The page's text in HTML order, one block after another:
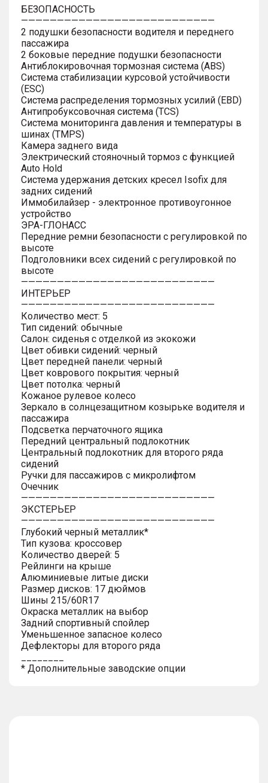
БЕЗОПАСНОСТЬ
———————————————————————————
2 подушки безопасности водителя и переднего
пассажира
2 боковые передние подушки безопасности
Антиблокировочная тормозная система (ABS)
Система стабилизации курсовой устойчивости
(ESC)
Система распределения тормозных усилий (EBD)
Антипробуксовочная система (TCS)
Система мониторинга давления и температуры в
шинах (TMPS)
Камера заднего вида
Электрический стояночный тормоз с функцией
Auto Hold
Система удержания детских кресел Isofix для
задних сидений
Иммобилайзер - электронное противоугонное
устройство
ЭРА-ГЛОНАСС
Передние ремни безопасности с регулировкой по
высоте
Подголовники всех сидений с регулировкой по
высоте
———————————————————————————
ИНТЕРЬЕР
———————————————————————————
Количество мест: 5
Тип сидений: обычные
Салон: сиденья с отделкой из экокожи
Цвет обивки сидений: черный
Цвет передней панели: черный
Цвет коврового покрытия: черный
Цвет потолка: черный
Кожаное рулевое колесо
Зеркало в солнцезащитном козырьке водителя и
пассажира
Подсветка перчаточного ящика
Передний центральный подлокотник
Центральный подлокотник для второго ряда
сидений
Ручки для пассажиров с микролифтом
Очечник
———————————————————————————
ЭКСТЕРЬЕР
———————————————————————————
Глубокий черный металлик*
Тип кузова: кроссовер
Количество дверей: 5
Рейлинги на крыше
Алюминиевые литые диски
Размер дисков: 17 дюймов
Шины 215/60R17
Окраска металлик на выбор
Задний спортивный спойлер
Уменьшенное запасное колесо
Дефлекторы для второго ряда
* Дополнительные заводские опции